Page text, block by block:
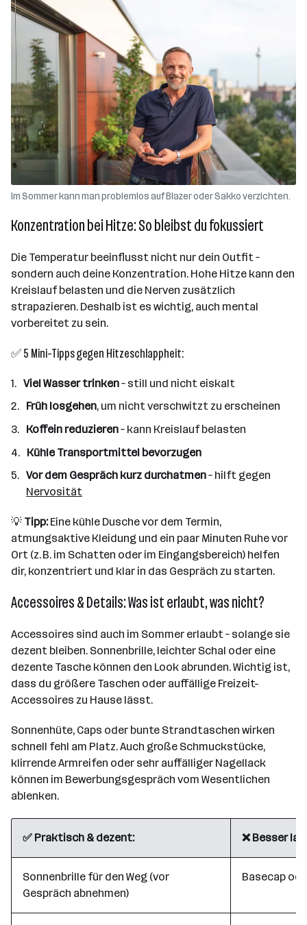
Im Sommer kann man problemlos auf Blazer oder Sakko verzichten.
Konzentration bei Hitze: So bleibst du fokussiert
Die Temperatur beeinflusst nicht nur dein Outfit –
sondern auch deine Konzentration. Hohe Hitze kann den
Kreislauf belasten und die Nerven zusätzlich
strapazieren. Deshalb ist es wichtig, auch mental
vorbereitet zu sein.
✅ 5 Mini-Tipps gegen Hitzeschlappheit:
Viel Wasser trinken– still und nicht eiskalt
Früh losgehen, um nicht verschwitzt zu erscheinen
Koffein reduzieren– kann Kreislauf belasten
Kühle Transportmittel bevorzugen
Vor dem Gespräch kurz durchatmen– hilft gegen
Nervosität
💡 Tipp:Eine kühle Dusche vor dem Termin,
atmungsaktive Kleidung und ein paar Minuten Ruhe vor
Ort (z. B. im Schatten oder im Eingangsbereich) helfen
dir, konzentriert und klar in das Gespräch zu starten.
Accessoires & Details: Was ist erlaubt, was nicht?
Accessoires sind auch im Sommer erlaubt – solange sie
dezent bleiben. Sonnenbrille, leichter Schal oder eine
dezente Tasche können den Look abrunden. Wichtig ist,
dass du größere Taschen oder auffällige Freizeit-
Accessoires zu Hause lässt.
Sonnenhüte, Caps oder bunte Strandtaschen wirken
schnell fehl am Platz. Auch große Schmuckstücke,
klirrende Armreifen oder sehr auffälliger Nagellack
können im Bewerbungsgespräch vom Wesentlichen
ablenken.
✅ Praktisch & dezent: ❌ Besser
Sonnenbrille für den Weg (vor
Gespräch abnehmen)
Basecap